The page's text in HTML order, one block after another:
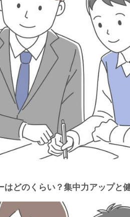
はどのくらい？集中力アップと